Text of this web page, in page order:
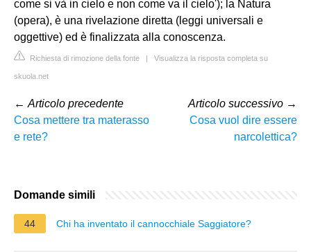
come si và in cielo e non come va il cielo'); la Natura
(opera), è una rivelazione diretta (leggi universali e
oggettive) ed è finalizzata alla conoscenza.
Richiesta di rimozione della fonte | Visualizza la risposta completa su
skuola.net
← Articolo precedente
Cosa mettere tra materasso
e rete?
Articolo successivo →
Cosa vuol dire essere
narcolettica?
Domande simili
44 Chi ha inventato il cannocchiale Saggiatore?